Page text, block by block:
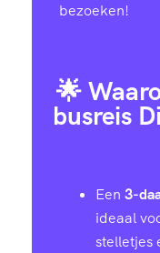
bezoeken!
🌟
busreis
Een 3-
ideaal
stelletjes